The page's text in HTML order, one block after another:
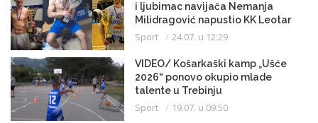
i ljubimac navijača Nemanja
Milidragović napustio KK Leotar
Sport 24.07. u 12:29
VIDEO/ Košarkaški kamp „Ušće
2026“ ponovo okupio mlade
talente u Trebinju
Sport 19.07. u 09:50